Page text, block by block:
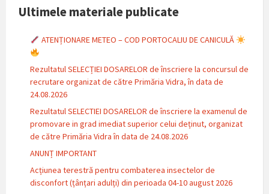
Ultimele materiale publicate
ATENȚIONARE METEO – COD PORTOCALIU DE CANICULĂ
Rezultatul SELECȚIEI DOSARELOR de înscriere la concursul de
recrutare organizat de către Primăria Vidra, în data de
24.08.2026
Rezultatul SELECTIEI DOSARELOR de înscriere la examenul de
promovare in grad imediat superior celui deținut, organizat
de către Primăria Vidra în data de 24.08.2026
ANUNȚ IMPORTANT
Acțiunea terestră pentru combaterea insectelor de
disconfort (țânțari adulți) din perioada 04-10 august 2026